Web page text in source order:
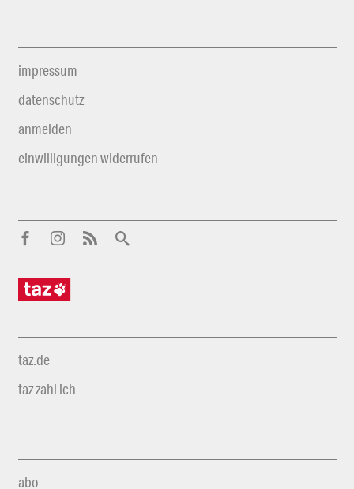
impressum
datenschutz
anmelden
einwilligungen widerrufen
taz.de
taz zahl ich
abo